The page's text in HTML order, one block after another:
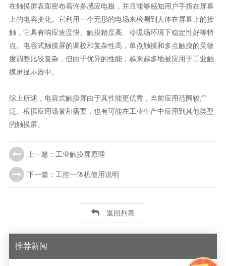
在触摸屏表面密布着许多感应电极，并且能够感知用户手指在屏幕
上的电容变化。它利用一个无形的电场来检测到人体在屏幕上的接
触，它具有响应速度快、触摸精度高、冷暖场环境下稳定性好等特
点。电容式触摸屏的调校和复杂性高，单点触摸和多点触摸的灵敏
度调整比较复杂，但由于优异的性能，越来越多地被应用于工业触
摸屏显示器中。
综上所述，电容式触摸屏由于其性能更优秀，当前应用范围较广
泛。根据应用场景和需要，也有可能在工业生产中应用到其他类型
的触摸屏。
上一篇：工业触摸屏原理
下一篇：工控一体机使用说明
返回列表
推荐新闻